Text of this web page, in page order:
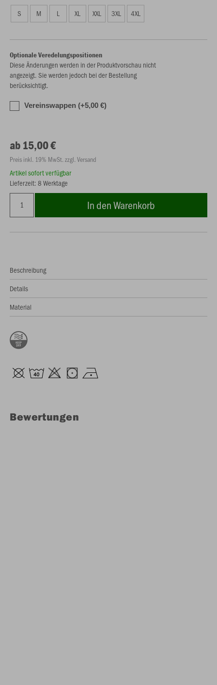
S M L XL XXL 3XL 4XL
Optionale Veredelungspositionen
Diese Änderungen werden in der Produktvorschau nicht
angezeigt. Sie werden jedoch bei der Bestellung
berücksichtigt.
Vereinswappen (+5,00 €)
ab 15,00 €
Preis inkl. 19% MwSt. zzgl. Versand
Artikel sofort verfügbar
Lieferzeit: 8 Werktage
In den Warenkorb
Beschreibung
Details
Material
Bewertungen